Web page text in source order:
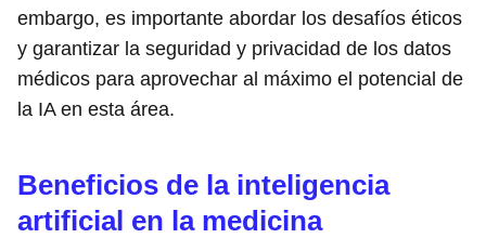
embargo, es importante abordar los desafíos éticos
y garantizar la seguridad y privacidad de los datos
médicos para aprovechar al máximo el potencial de
la IA en esta área.
Beneficios de la inteligencia
artificial en la medicina